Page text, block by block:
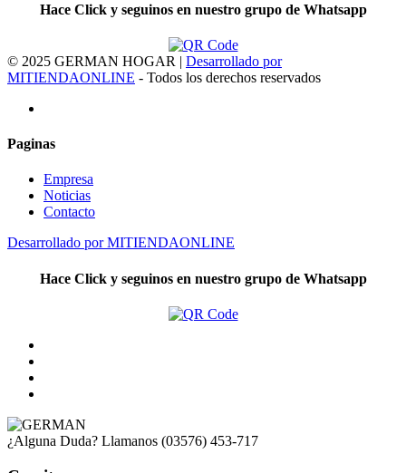
Hace Click y seguinos en nuestro grupo de Whatsapp
© 2025 GERMAN HOGAR | Desarrollado por
MITIENDAONLINE - Todos los derechos reservados
Paginas
Empresa
Noticias
Contacto
Desarrollado por MITIENDAONLINE
Hace Click y seguinos en nuestro grupo de Whatsapp
¿Alguna Duda? Llamanos (03576) 453-717